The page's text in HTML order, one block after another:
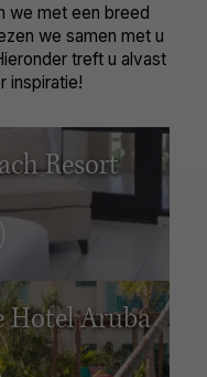
we met een breed
we samen met u
treft u alvast
inspiratie!
Resort
Hotel Aruba